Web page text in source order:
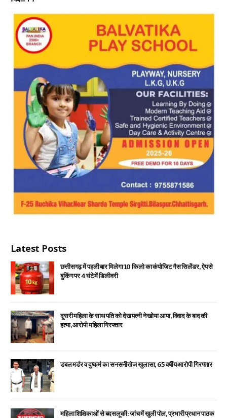
Latest Posts
छत्तीसगढ़ में पहली बार मिलेगा 10 किलो का कंपोजिट गैस सिलेंडर, ऐप से
बुकिंग पर 4 घंटे में डिलीवरी
दूसरी महिला के साथ पति को देख पत्नी ने खोया आपा, विवाद के बाद की
हत्या, आरोपी महिला गिरफ्तार
डबल मर्डर व दुष्कर्म का सनसनीखेज खुलासा, 65 वर्षीय आरोपी गिरफ्तार
महिला शिक्षिकाओं से बदसलूकी: जांच में खुली पोल, प्रभारी प्रधान पाठक